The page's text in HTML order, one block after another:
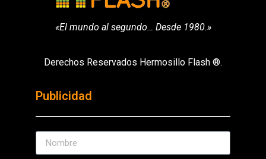
«El mundo al segundo… Desde 1980.»
Derechos Reservados Hermosillo Flash ®.
Publicidad